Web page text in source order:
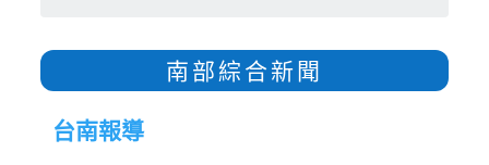
南部綜合新聞
台南報導